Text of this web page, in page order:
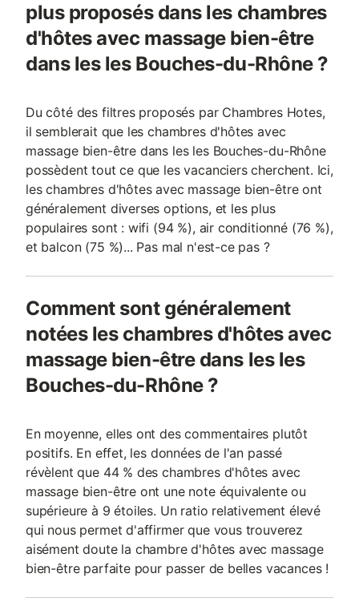
plus proposés dans les chambres
d'hôtes avec massage bien-être
dans les les Bouches-du-Rhône ?
Du côté des filtres proposés par Chambres Hotes,
il semblerait que les chambres d'hôtes avec
massage bien-être dans les les Bouches-du-Rhône
possèdent tout ce que les vacanciers cherchent. Ici,
les chambres d'hôtes avec massage bien-être ont
généralement diverses options, et les plus
populaires sont : wifi (94 %), air conditionné (76 %),
et balcon (75 %)... Pas mal n'est-ce pas ?
Comment sont généralement
notées les chambres d'hôtes avec
massage bien-être dans les les
Bouches-du-Rhône ?
En moyenne, elles ont des commentaires plutôt
positifs. En effet, les données de l'an passé
révèlent que 44 % des chambres d'hôtes avec
massage bien-être ont une note équivalente ou
supérieure à 9 étoiles. Un ratio relativement élevé
qui nous permet d'affirmer que vous trouverez
aisément doute la chambre d'hôtes avec massage
bien-être parfaite pour passer de belles vacances !